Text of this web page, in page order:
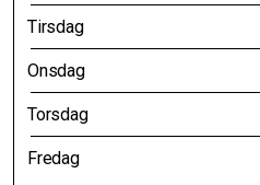
Tirsdag
Onsdag
Torsdag
Fredag